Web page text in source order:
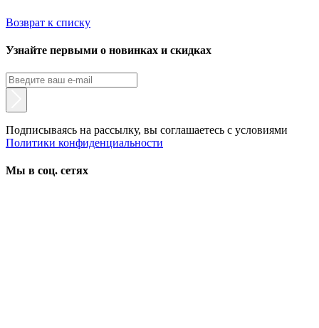
Возврат к списку
Узнайте первыми о новинках и скидках
Подписываясь на рассылку, вы соглашаетесь с условиями
Политики конфиденциальности
Мы в соц. сетях